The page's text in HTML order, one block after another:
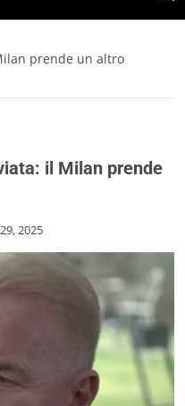
prende un altro
il Milan prende
2025